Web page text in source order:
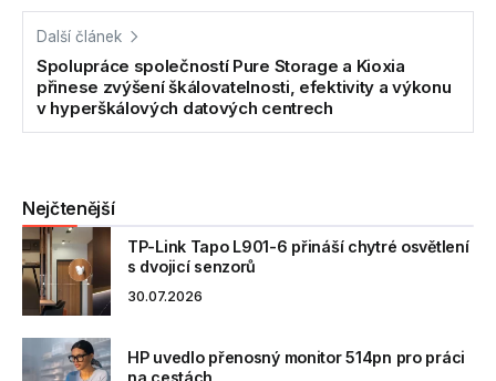
Další článek
Spolupráce společností Pure Storage a Kioxia
přinese zvýšení škálovatelnosti, efektivity a výkonu
v hyperškálových datových centrech
Nejčtenější
TP-Link Tapo L901-6 přináší chytré osvětlení
s dvojicí senzorů
30.07.2026
HP uvedlo přenosný monitor 514pn pro práci
na cestách